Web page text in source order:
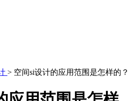
> 空间si设计的应用范围是怎样的？